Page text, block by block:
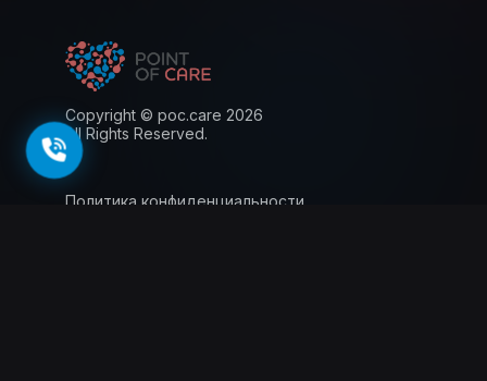
Copyright © poc.care 2026
All Rights Reserved.
Политика конфиденциальности